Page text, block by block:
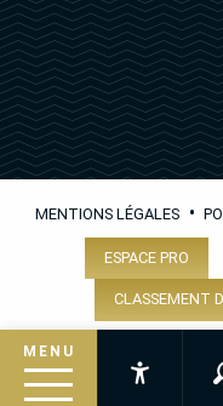
MENU
MENTIONS LÉGALES •
ESPACE PRO
CLASSEMENT